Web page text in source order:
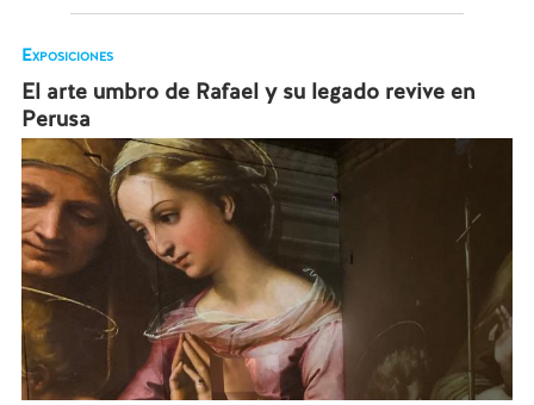
Exposiciones
El arte umbro de Rafael y su legado revive en
Perusa